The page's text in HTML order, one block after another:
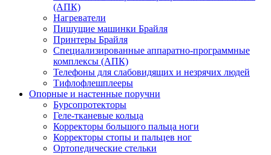
(АПК)
Нагреватели
Пишущие машинки Брайля
Принтеры Брайля
Специализированные аппаратно-программные
комплексы (АПК)
Телефоны для слабовидящих и незрячих людей
Тифлофлешплееры
Опорные и настенные поручни
Бурсопротекторы
Геле-тканевые кольца
Корректоры большого пальца ноги
Корректоры стопы и пальцев ног
Ортопедические стельки